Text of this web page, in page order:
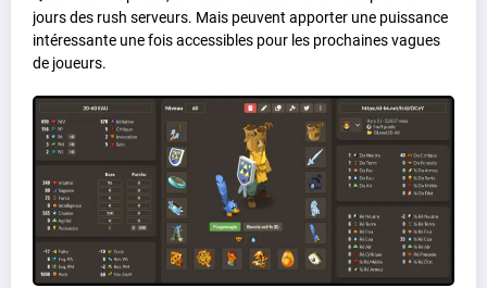
jours des rush serveurs. Mais peuvent apporter une puissance
intéressante une fois accessibles pour les prochaines vagues
de joueurs.